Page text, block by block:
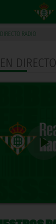
DIRECTO RADIO
EN DIRECTO